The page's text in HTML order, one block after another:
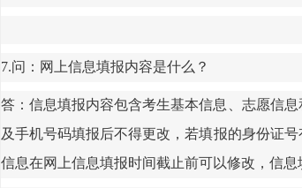
7.问：网上信息填报内容是什么？
答：信息填报内容包含考生基本信息、志愿信
及手机号码填报后不得更改， 若填报的身份证号
信息在网上信息填报时间截止前可以修改，信息